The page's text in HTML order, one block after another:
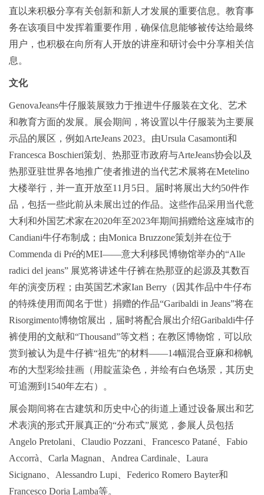
直以来积极分享有关创新和新人才发展的重要信息。教育事
务在该项目中发挥着重要作用，确保信息能够被传达给最终
用户，也积极在向所有人开放的讲座和研讨会中分享相关信
息。
文化
GenovaJeans牛仔服装展致力于推进牛仔服装在文化、艺术
和教育方面的发展。展会期间，将设置以牛仔服装为主要展
示品的展区，例如ArteJeans 2023。由Ursula Casamonti和
Francesca Boschieri策划、热那亚市政府与ArteJeans协会以及
热那亚驻世界各地推广使者推进的当代艺术展将在Metelino
大楼举行，并一直开放至11月5日。届时将展出大约50件作
品，包括一些此前从未展出过的作品。这些作品采用当代意
大利和外国艺术家在2020年至2023年期间捐赠给这座城市的
Candiani牛仔布制成；由Monica Bruzzone策划并在位于
Commenda di Pré的MEI——意大利移民博物馆举办的“Alle
radici del jeans” 展览将讲述牛仔裤在热那亚的起源及其数百
年的演变历程；由英国艺术家Ian Berry（因其作品中牛仔布
的特殊使用而闻名于世）捐赠的作品“Garibaldi in Jeans”将在
Risorgimento博物馆展出，届时将配合展出介绍Garibaldi牛仔
裤使用的文献和“Thousand”等文档；在教区博物馆，可以欣
赏到被认为是牛仔裤“祖先”的材料——14幅混合亚麻和棉帆
布的大型彩绘挂画（用靛蓝染色，并绘有白色场景，其历史
可追溯到1540年左右）。
展会期间将在古建筑和历史中心的街道上通过设备展出和艺
术表演的形式开展真正的“分布式”展览，参展人员包括
Angelo Pretolani、Claudio Pozzani、Francesco Patané、Fabio
Accorrà、Carla Magnan、Andrea Cardinale、Laura
Sicignano、Alessandro Lupi、Federico Romero Bayter和
Francesco Doria Lamba等。